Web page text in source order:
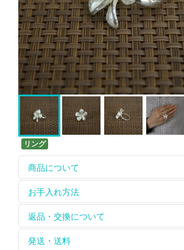
リング
商品について
ホームページに掲載している以外の
についてはcontactからお問い合わ
革ひもは天然皮を使用しているため
をお楽しみください。
天然石、天然素材のひとつひとつの
お手入れ方法
【長く綺麗にお使いいただくために】
シルバーのアクセサリーは、ご使
れて保管してください。酸化による
返品・交換について
お届けした商品は到着後すぐにご確
発送・送料